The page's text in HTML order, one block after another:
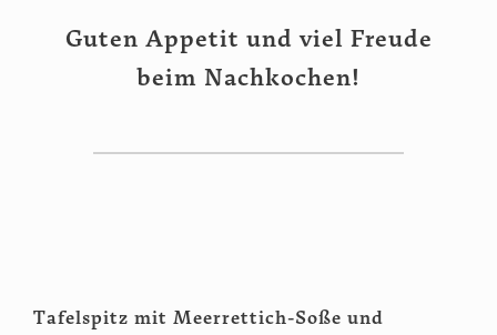
Guten Appetit und viel Freude
beim Nachkochen!
Tafelspitz mit Meerrettich-Soße und